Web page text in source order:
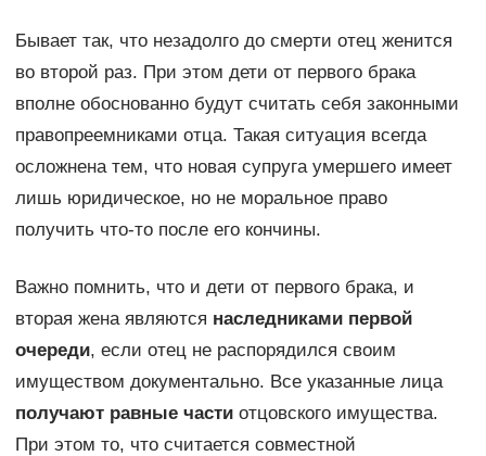
Бывает так, что незадолго до смерти отец женится
во второй раз. При этом дети от первого брака
вполне обоснованно будут считать себя законными
правопреемниками отца. Такая ситуация всегда
осложнена тем, что новая супруга умершего имеет
лишь юридическое, но не моральное право
получить что-то после его кончины.
Важно помнить, что и дети от первого брака, и
вторая жена являются наследниками первой
очереди, если отец не распорядился своим
имуществом документально. Все указанные лица
получают равные частиотцовского имущества.
При этом то, что считается совместной